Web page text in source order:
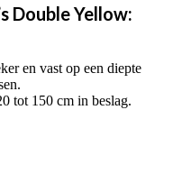
Double Yellow:
en vast op een diepte
tot 150 cm in beslag.